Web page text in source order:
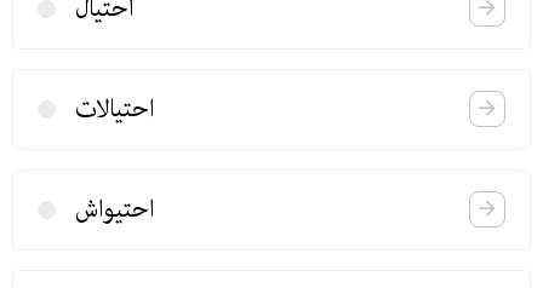
احتیال
احتیالات
احتیواش